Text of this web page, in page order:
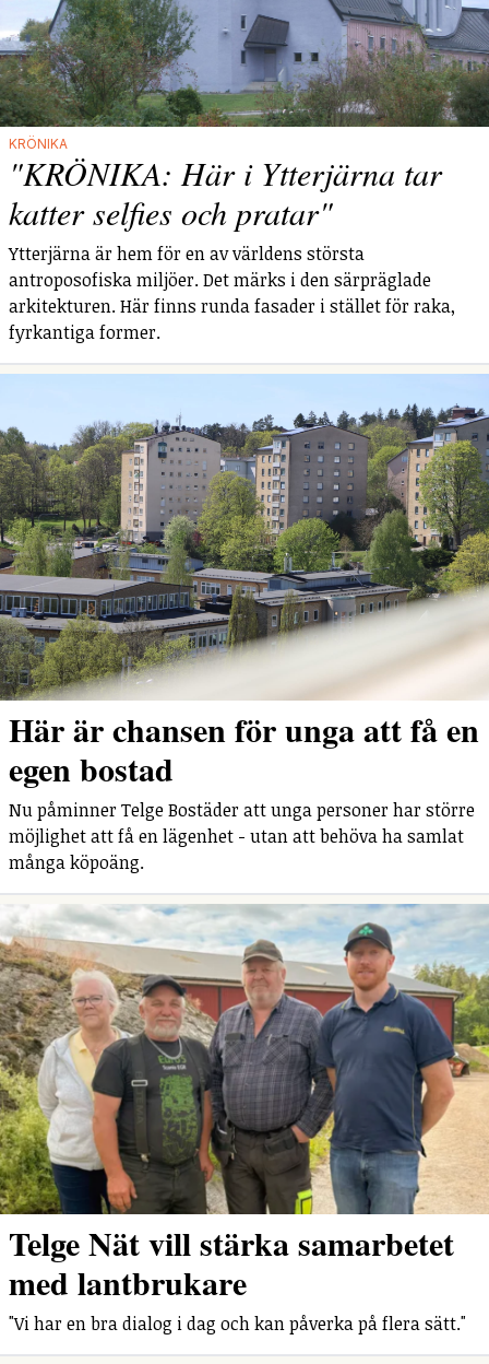
KRÖNIKA
"KRÖNIKA: Här i Ytterjärna tar
katter selfies och pratar"
Ytterjärna är hem för en av världens största
antroposofiska miljöer. Det märks i den särpräglade
arkitekturen. Här finns runda fasader i stället för raka,
fyrkantiga former.
Här är chansen för unga att få en
egen bostad
Nu påminner Telge Bostäder att unga personer har större
möjlighet att få en lägenhet - utan att behöva ha samlat
många köpoäng.
Telge Nät vill stärka samarbetet
med lantbrukare
"Vi har en bra dialog i dag och kan påverka på flera sätt."